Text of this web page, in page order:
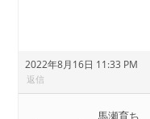
2022年8月16日 11:33 PM
返信
馬瀬育ち